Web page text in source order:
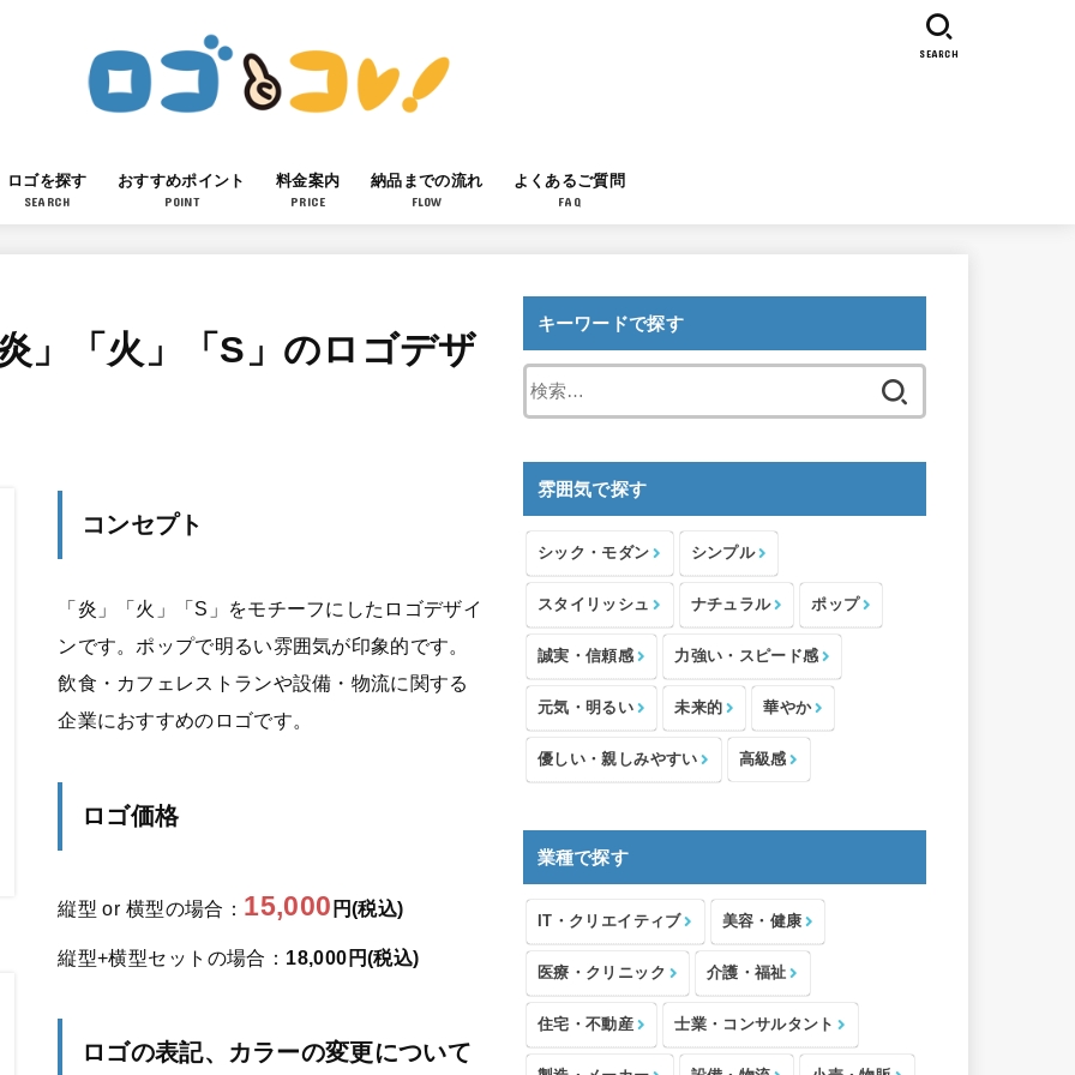
ロゴを探す
SEARCH
おすすめポイント
POINT
料金案内
PRICE
納品までの流れ
FLOW
よくあるご質問
FAQ
SEARCH
」「火」「S」のロゴデザ
コンセプト
「炎」「火」「S」をモチーフにしたロゴデザイ
ンです。ポップで明るい雰囲気が印象的です。
飲食・カフェレストランや設備・物流に関する
企業におすすめのロゴです。
ロゴ価格
縦型 or 横型の場合： 15,000 円(税込)
縦型+横型セットの場合： 18,000円(税込)
ロゴの表記、カラーの変更について
キーワードで探す
索:
雰囲気で探す
シック・モダン シンプル
スタイリッシュ ナチュラル ポップ
誠実・信頼感 力強い・スピード感
元気・明るい 未来的 華やか
優しい・親しみやすい 高級感
業種で探す
IT・クリエイティブ 美容・健康
医療・クリニック 介護・福祉
住宅・不動産 士業・コンサルタント